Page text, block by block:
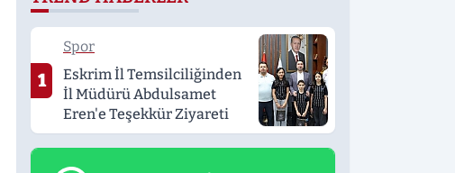
1
Spor
Eskrim İl Temsilciliğinden
İl Müdürü Abdulsamet
Eren'e Teşekkür Ziyareti